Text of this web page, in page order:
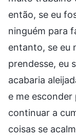
então, se eu
ninguém para
entanto, se eu
prendesse, eu
acabaria
e me
continuar a
coisas se